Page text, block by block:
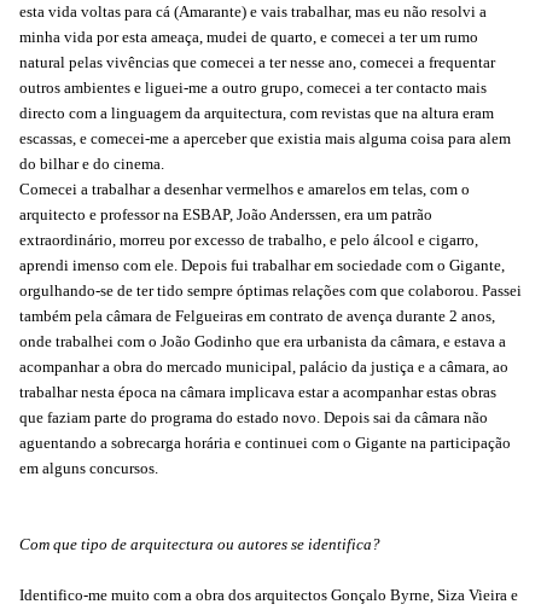
esta vida voltas para cá (Amarante) e vais trabalhar, mas eu não resolvi a
minha vida por esta ameaça, mudei de quarto, e comecei a ter um rumo
natural pelas vivências que comecei a ter nesse ano, comecei a frequentar
outros ambientes e liguei-me a outro grupo, comecei a ter contacto mais
directo com a linguagem da arquitectura, com revistas que na altura eram
escassas, e comecei-me a aperceber que existia mais alguma coisa para alem
do bilhar e do cinema.
Comecei a trabalhar a desenhar vermelhos e amarelos em telas, com o
arquitecto e professor na ESBAP, João Anderssen, era um patrão
extraordinário, morreu por excesso de trabalho, e pelo álcool e cigarro,
aprendi imenso com ele. Depois fui trabalhar em sociedade com o Gigante,
orgulhando-se de ter tido sempre óptimas relações com que colaborou. Passei
também pela câmara de Felgueiras em contrato de avença durante 2 anos,
onde trabalhei com o João Godinho que era urbanista da câmara, e estava a
acompanhar a obra do mercado municipal, palácio da justiça e a câmara, ao
trabalhar nesta época na câmara implicava estar a acompanhar estas obras
que faziam parte do programa do estado novo. Depois sai da câmara não
aguentando a sobrecarga horária e continuei com o Gigante na participação
em alguns concursos.
Com que tipo de arquitectura ou autores se identifica?
Identifico-me muito com a obra dos arquitectos Gonçalo Byrne, Siza Vieira e